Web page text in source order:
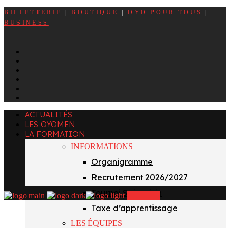
BILLETTERIE |BOUTIQUE |OYO POUR TOUS
BUSINESS
ACTUALITÉS
LES OYOMEN
LA FORMATION
INFORMATIONS
Organigramme
Recrutement 2026/2027
Tournoi Sainvoirin
Taxe d’apprentissage
LES ÉQUIPES